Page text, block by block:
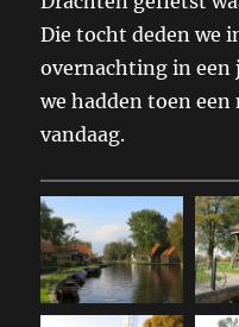
Die tocht deden we
overnachting in een
we hadden toen
vandaag.